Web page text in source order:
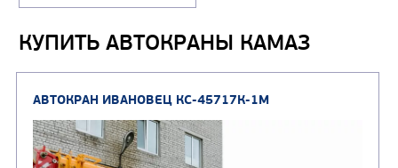
КУПИТЬ АВТОКРАНЫ КАМАЗ